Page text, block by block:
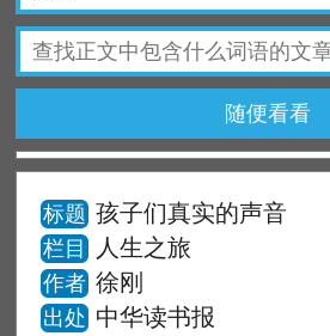
随便看看
标题 孩子们真实的声音
栏目 人生之旅
作者 徐刚
出处 中华读书报